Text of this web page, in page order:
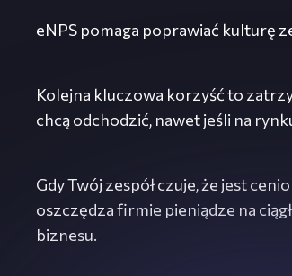
eNPS pomaga poprawiać kulturę
Kolejna kluczowa korzyść to
chcą odchodzić, nawet jeśli na
Gdy Twój zespół czuje, że jest
oszczędza firmie pieniądze na
biznesu.